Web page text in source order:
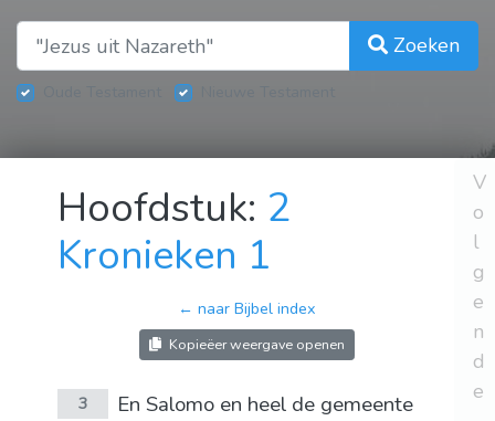
Zoeken
Hoofdstuk: 2
Kronieken 1
← naar Bijbel index
Kopieëer weergave openen
3
En Salomo en heel de gemeente
V
o
l
g
e
n
d
e